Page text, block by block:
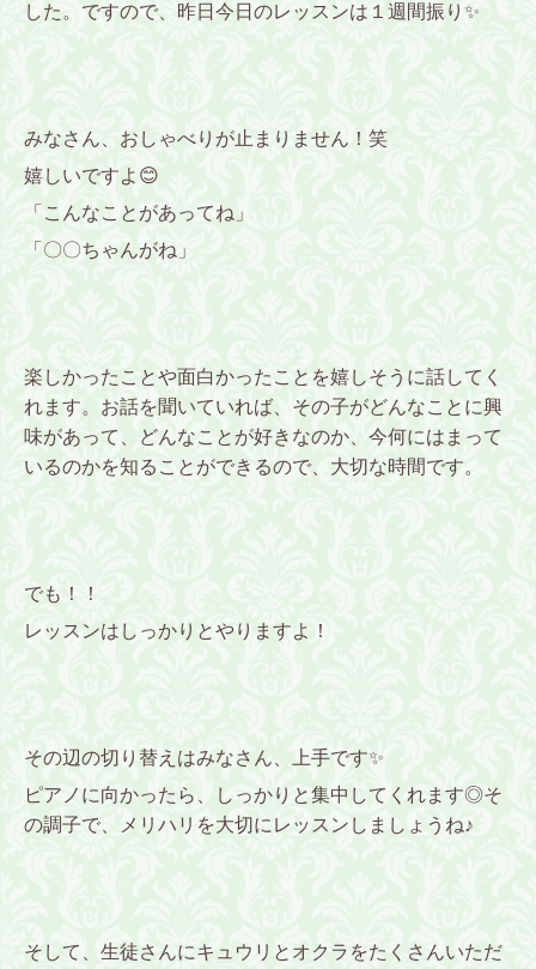
した。ですので、昨日今日のレッスンは１週間振り✨
みなさん、おしゃべりが止まりません！笑
嬉しいですよ😊
「こんなことがあってね」
「〇〇ちゃんがね」
楽しかったことや面白かったことを嬉しそうに話してく
れます。お話を聞いていれば、その子がどんなことに興
味があって、どんなことが好きなのか、今何にはまって
いるのかを知ることができるので、大切な時間です。
でも！！
レッスンはしっかりとやりますよ！
その辺の切り替えはみなさん、上手です✨
ピアノに向かったら、しっかりと集中してくれます◎そ
の調子で、メリハリを大切にレッスンしましょうね♪
そして、生徒さんにキュウリとオクラをたくさんいただ